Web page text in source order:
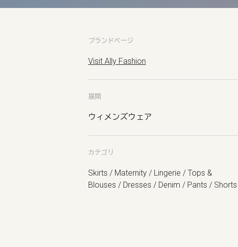
ブランドページ
Visit Ally Fashion
展開
ウィメンズウェア
カテゴリ
Skirts / Maternity / Lingerie / Tops &
Blouses / Dresses / Denim / Pants / Shorts